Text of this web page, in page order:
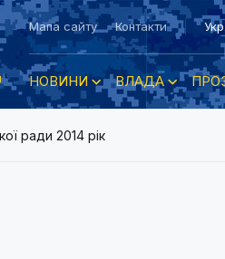
Мапа сайту Контакти Укр
НОВИНИ ВЛАДА
ради 2014 рік